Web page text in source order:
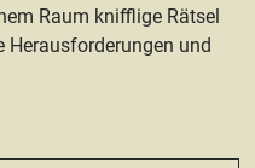
Raum knifflige Rätsel
und